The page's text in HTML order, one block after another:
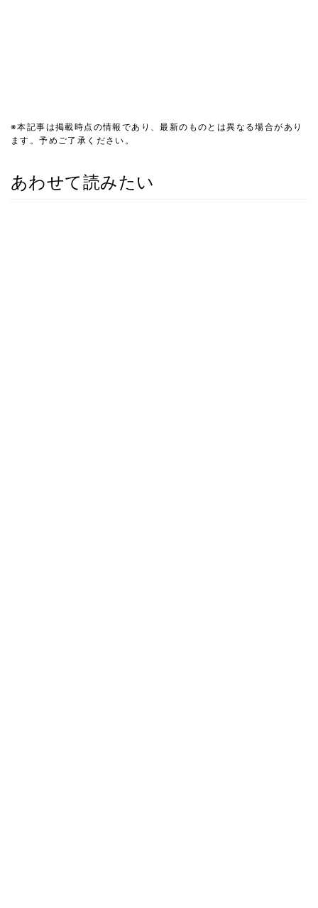
※本記事は掲載時点の情報であり、最新のものとは異なる場合があり
ます。予めご了承ください。
あわせて読みたい